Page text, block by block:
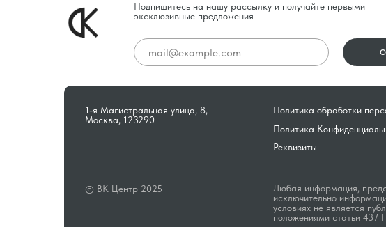
Любая информация,
исключительно
условиях не является
положениями статьи 437
1-я Магистральная улица, 8,
Москва, 123290
Подпишитесь на нашу рассылку и получайте первыми
эксклюзивные предложения
Политика обработки
Политика
Реквизиты
© ВК Центр 2025